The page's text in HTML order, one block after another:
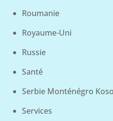
Roumanie
Royaume-Uni
Russie
Santé
Serbie Monténégro
Services